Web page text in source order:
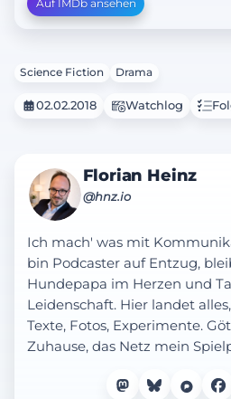
Auf IMDb ansehen
Science Fiction Drama
02.02.2018 Watchlog
Florian Heinz
@hnz.io
Ich mach' was mit
bin Podcaster auf Entzug,
Hundepapa im Herzen und
Leidenschaft. Hier landet
Texte, Fotos, Experimente.
Zuhause, das Netz mein